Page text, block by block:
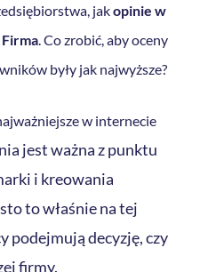
jakopinie w
. Co zrobić, aby oceny
były jak najwyższe?
w internecie
jest ważna z punktu
i kreowania
to właśnie na tej
podejmują decyzję, czy
firmy.